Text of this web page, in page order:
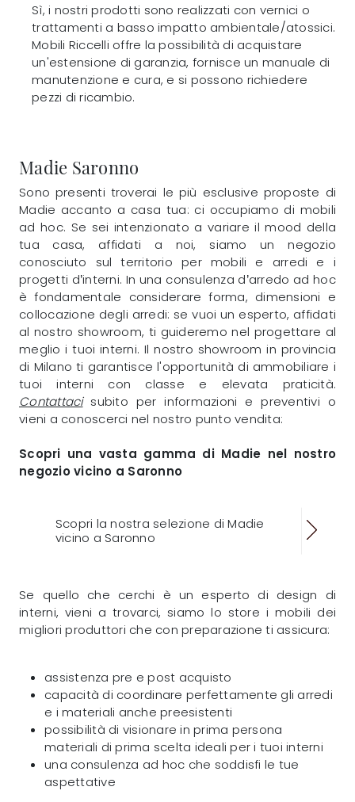
Madie Saronno
Sono presenti troverai le più esclusive proposte di
Madie accanto a casa tua: ci occupiamo di mobili
ad hoc. Se sei intenzionato a variare il mood della
tua casa, affidati a noi, siamo un negozio
conosciuto sul territorio per mobili e arredi e i
progetti d’interni. In una consulenza d’arredo ad hoc
è fondamentale considerare forma, dimensioni e
collocazione degli arredi: se vuoi un esperto, affidati
al nostro showroom, ti guideremo nel progettare al
meglio i tuoi interni. Il nostro showroom in provincia
di Milano ti garantisce l'opportunità di ammobiliare i
tuoi interni con classe e elevata praticità.
Contattacisubito per informazioni e preventivi o
vieni a conoscerci nel nostro punto vendita:
Scopri una vasta gamma di Madie nel nostro
negozio vicino a Saronno
Scopri la nostra selezione di Madie
vicino a Saronno
Se quello che cerchi è un esperto di design di
interni, vieni a trovarci, siamo lo store i mobili dei
migliori produttori che con preparazione ti assicura:
assistenza pre e post acquisto
capacità di coordinare perfettamente gli arredi
e i materiali anche preesistenti
possibilità di visionare in prima persona
materiali di prima scelta ideali per i tuoi interni
una consulenza ad hoc che soddisfi le tue
aspettative
Sì, i nostri prodotti sono realizzati con vernici o
trattamenti a basso impatto ambientale/atossici.
Mobili Riccelli offre la possibilità di acquistare
un'estensione di garanzia, fornisce un manuale di
manutenzione e cura, e si possono richiedere
pezzi di ricambio.